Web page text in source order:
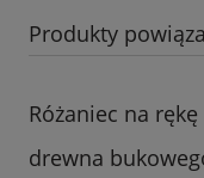
Produkty
Różaniec na
drewna